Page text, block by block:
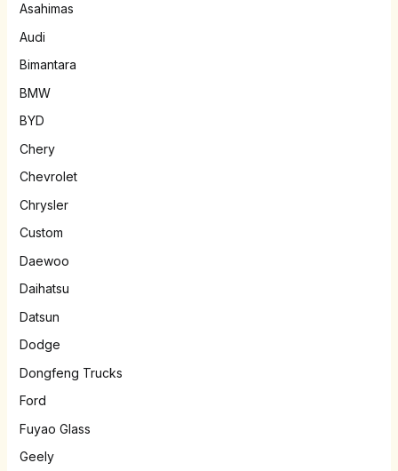
Asahimas
Audi
Bimantara
BMW
BYD
Chery
Chevrolet
Chrysler
Custom
Daewoo
Daihatsu
Datsun
Dodge
Dongfeng Trucks
Ford
Fuyao Glass
Geely